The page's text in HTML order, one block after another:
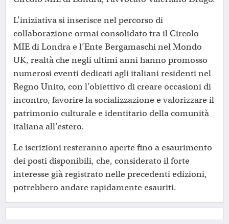
L’iniziativa si inserisce nel percorso di
collaborazione ormai consolidato tra il Circolo
MIE di Londra e l’Ente Bergamaschi nel Mondo
UK, realtà che negli ultimi anni hanno promosso
numerosi eventi dedicati agli italiani residenti nel
Regno Unito, con l’obiettivo di creare occasioni di
incontro, favorire la socializzazione e valorizzare il
patrimonio culturale e identitario della comunità
italiana all’estero.
Le iscrizioni resteranno aperte fino a esaurimento
dei posti disponibili, che, considerato il forte
interesse già registrato nelle precedenti edizioni,
potrebbero andare rapidamente esauriti.